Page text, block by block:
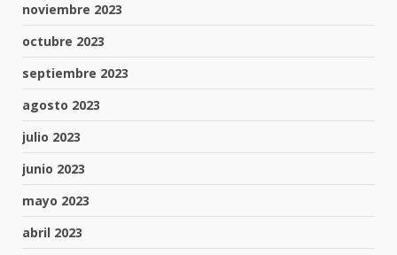
noviembre 2023
octubre 2023
septiembre 2023
agosto 2023
julio 2023
junio 2023
mayo 2023
abril 2023